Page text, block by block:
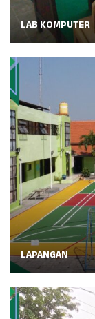
LAB KOMPUTER
LAPANGAN